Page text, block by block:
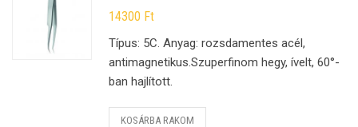
14300 Ft
Típus: 5C. Anyag: rozsdamentes acél,
antimagnetikus.Szuperfinom hegy, ívelt, 60°-
ban hajlított.
KOSÁRBA RAKOM